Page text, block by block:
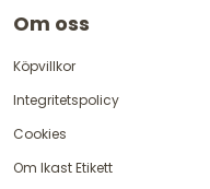
Om oss
Köpvillkor
Integritetspolicy
Cookies
Om Ikast Etikett